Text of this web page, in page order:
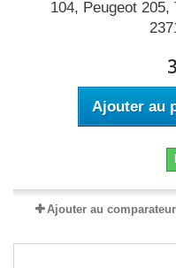
104, Peugeot
Ajouter au
Ajouter au comparateur